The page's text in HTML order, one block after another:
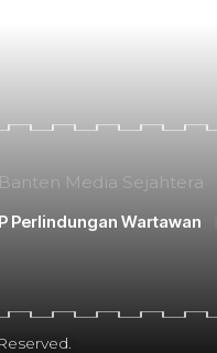
Media Sejahtera
Perlindungan Wartawan